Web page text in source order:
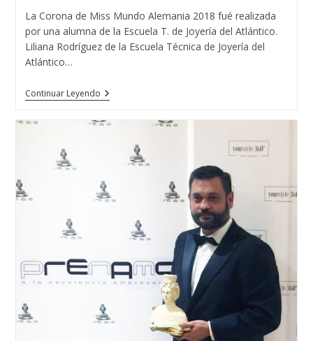
entrada:
La Corona de Miss Mundo Alemania 2018 fué realizada
por una alumna de la Escuela T. de Joyería del Atlántico.
Liliana Rodríguez de la Escuela Técnica de Joyería del
Atlántico…
Continuar LeyendoLa
Corona
Miss
Alemania
Realizada
Por
Una
T.
De
Joyería
Atlántico